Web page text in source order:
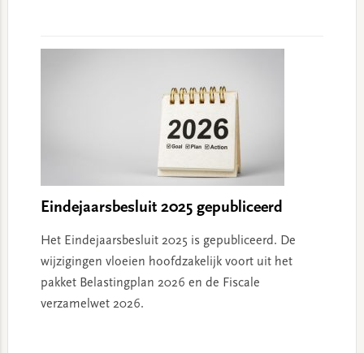
Eindejaarsbesluit 2025 gepubliceerd
Het Eindejaarsbesluit 2025 is gepubliceerd. De
wijzigingen vloeien hoofdzakelijk voort uit het
pakket Belastingplan 2026 en de Fiscale
verzamelwet 2026.